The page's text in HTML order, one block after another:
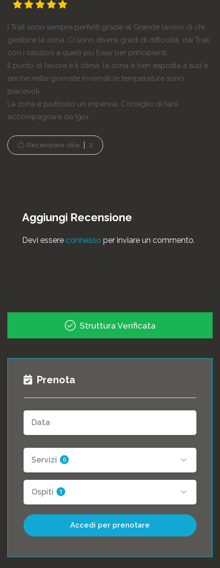
I Trail sono sempre perfetti grazie al Grande lavoro di chi
gestisce la zona. Ci sono diversi gradi di difficoltà: dai Trail
con i salutoni a quelli più Easy per principianti.
Il punto di favore è il clima: la zona è ben esposta a sud e
anche nelle giornate invernali le temperature sono
piacevoli.
La zona è piuttosto un impervia. Consiglio di farsi
accompagnare da Igor.
Recensione utile 2
Aggiungi Recensione
Devi essere connesso per inviare un commento.
Struttura Verificata
Prenota
Servizi 0
Ospiti 1
Accedi per prenotare